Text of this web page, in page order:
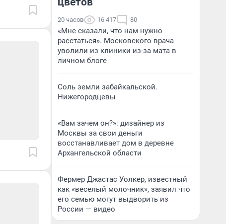
20 часов 16 417 80
«Мне сказали, что нам нужно
расстаться». Московского врача
уволили из клиники из-за мата в
личном блоге
Соль земли забайкальской.
Нижегородцевы
«Вам зачем он?»: дизайнер из
Москвы за свои деньги
восстанавливает дом в деревне
Архангельской области
Фермер Джастас Уолкер, известный
как «веселый молочник», заявил что
его семью могут выдворить из
России — видео